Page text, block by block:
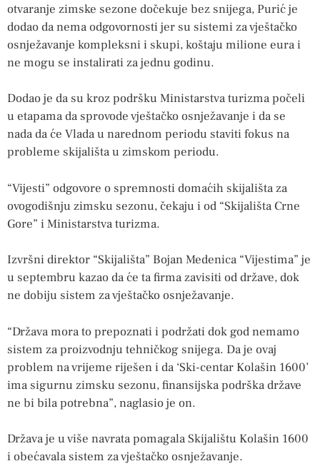
otvaranje zimske sezone dočekuje bez snijega, Purić je
dodao da nema odgovornosti jer su sistemi za vještačko
osnježavanje kompleksni i skupi, koštaju milione eura i
ne mogu se instalirati za jednu godinu.
Dodao je da su kroz podršku Ministarstva turizma počeli
u etapama da sprovode vještačko osnježavanje i da se
nada da će Vlada u narednom periodu staviti fokus na
probleme skijališta u zimskom periodu.
“Vijesti” odgovore o spremnosti domaćih skijališta za
ovogodišnju zimsku sezonu, čekaju i od “Skijališta Crne
Gore” i Ministarstva turizma.
Izvršni direktor “Skijališta” Bojan Medenica “Vijestima” je
u septembru kazao da će ta firma zavisiti od države, dok
ne dobiju sistem za vještačko osnježavanje.
“Država mora to prepoznati i podržati dok god nemamo
sistem za proizvodnju tehničkog snijega. Da je ovaj
problem na vrijeme riješen i da ‘Ski-centar Kolašin 1600’
ima sigurnu zimsku sezonu, finansijska podrška države
ne bi bila potrebna”, naglasio je on.
Država je u više navrata pomagala Skijalištu Kolašin 1600
i obećavala sistem za vještačko osnježavanje.